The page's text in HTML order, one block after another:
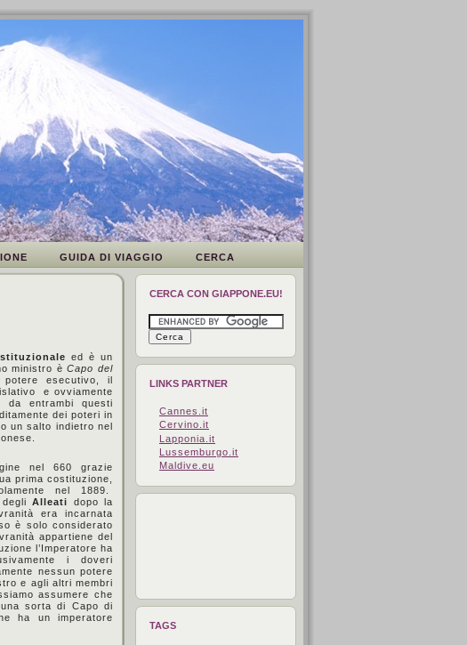
GUIDA DI VIAGGIO CERCA
ed è un
ministro èCapo del
esecutivo, il
e ovviamente
da entrambi questi
dei poteri in
un salto indietro nel
nel 660 grazie
prima costituzione,
nel 1889.
degliAlleati
dopo la
era incarnata
è solo considerato
appartiene del
l’Imperatore ha
i doveri
nessun potere
e agli altri membri
assumere che
sorta di Capo di
ha un imperatore
CERCA CON GIAPPONE.EU!
LINKS PARTNER
Cannes.it
Cervino.it
Lapponia.it
Lussemburgo.it
Maldive.eu
TAGS
Leggi di più.